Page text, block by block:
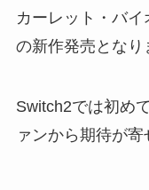
カーレット・バ
の新作発売となり
Switch2では初め
ァンから期待が寄